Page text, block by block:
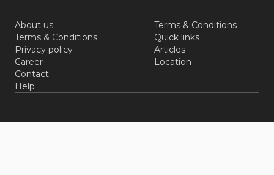
About us
Terms & Conditions
Privacy policy
Career
Contact
Help
Terms & Conditions
Quick links
Articles
Location